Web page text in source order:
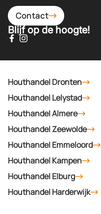
Contact
Blijf op de hoogte!
Houthandel Dronten
Houthandel Lelystad
Houthandel Almere
Houthandel Zeewolde
Houthandel Emmeloord
Houthandel Kampen
Houthandel Elburg
Houthandel Harderwijk